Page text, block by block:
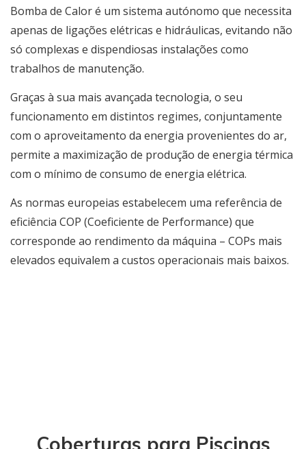
Bomba de Calor é um sistema autónomo que necessita
apenas de ligações elétricas e hidráulicas, evitando não
só complexas e dispendiosas instalações como
trabalhos de manutenção.
Graças à sua mais avançada tecnologia, o seu
funcionamento em distintos regimes, conjuntamente
com o aproveitamento da energia provenientes do ar,
permite a maximização de produção de energia térmica
com o mínimo de consumo de energia elétrica.
As normas europeias estabelecem uma referência de
eficiência COP (Coeficiente de Performance) que
corresponde ao rendimento da máquina – COPs mais
elevados equivalem a custos operacionais mais baixos.
Coberturas para Piscinas